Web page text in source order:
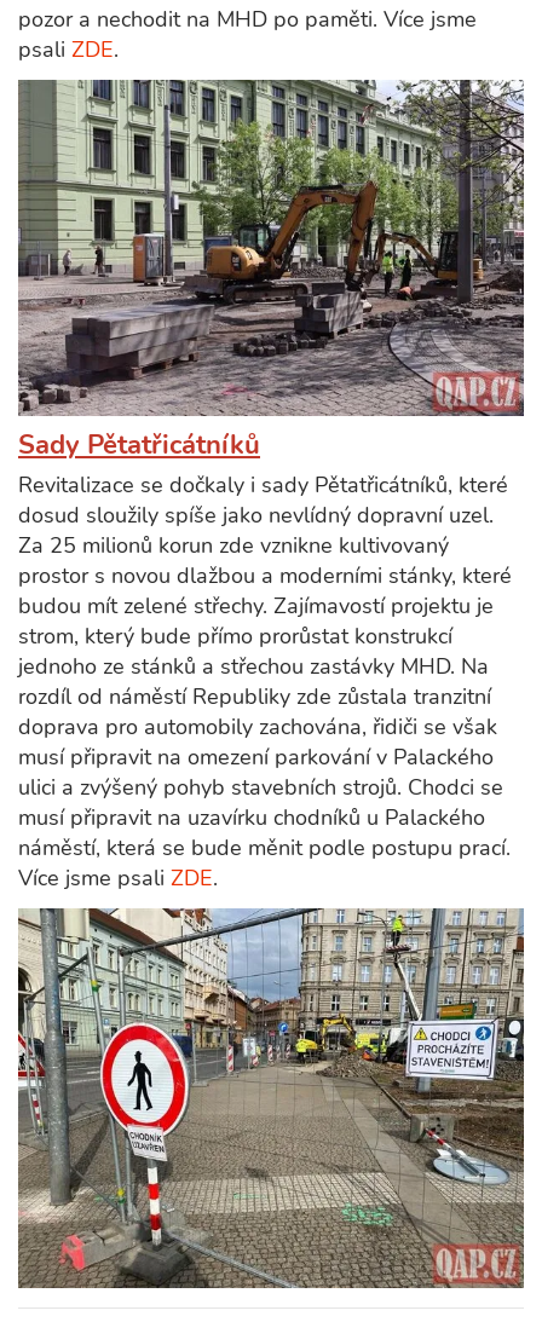
pozor a nechodit na MHD po paměti. Více jsme
psali ZDE.
Sady Pětatřicátníků
Revitalizace se dočkaly i sady Pětatřicátníků, které
dosud sloužily spíše jako nevlídný dopravní uzel.
Za 25 milionů korun zde vznikne kultivovaný
prostor s novou dlažbou a moderními stánky, které
budou mít zelené střechy. Zajímavostí projektu je
strom, který bude přímo prorůstat konstrukcí
jednoho ze stánků a střechou zastávky MHD. Na
rozdíl od náměstí Republiky zde zůstala tranzitní
doprava pro automobily zachována, řidiči se však
musí připravit na omezení parkování v Palackého
ulici a zvýšený pohyb stavebních strojů. Chodci se
musí připravit na uzavírku chodníků u Palackého
náměstí, která se bude měnit podle postupu prací.
Více jsme psali ZDE.